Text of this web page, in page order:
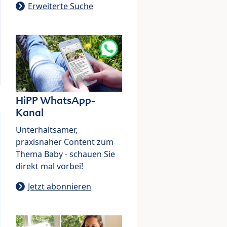
Erweiterte Suche
HiPP WhatsApp-
Kanal
Unterhaltsamer,
praxisnaher Content zum
Thema Baby - schauen Sie
direkt mal vorbei!
Jetzt abonnieren